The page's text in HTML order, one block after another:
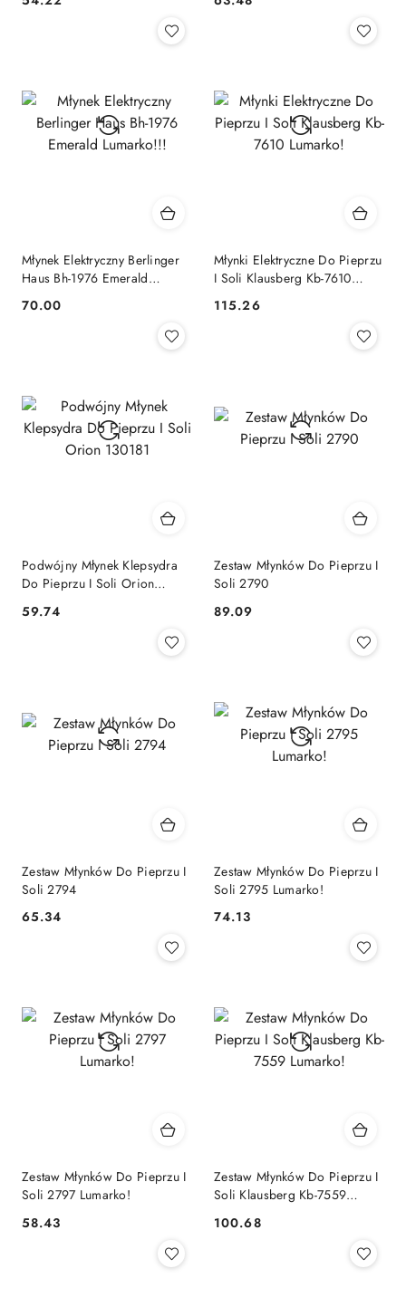
Cena: Cena:
Młynek Elektryczny Berlinger
Haus Bh-1976 Emerald
Cena:
70.00
Młynki Elektryczne Do Pieprzu
I Soli Klausberg Kb-7610
Cena:
115.26
Podwójny Młynek Klepsydra
Do Pieprzu I Soli Orion
Cena:
59.74
Zestaw Młynków Do Pieprzu I
Soli 2790
Cena:
89.09
Zestaw Młynków Do Pieprzu I
Soli 2794
Cena:
65.34
Zestaw Młynków Do Pieprzu I
Soli 2795 Lumarko!
Cena:
74.13
Zestaw Młynków Do Pieprzu I
Soli 2797 Lumarko!
Cena:
58.43
Zestaw Młynków Do Pieprzu I
Soli Klausberg Kb-7559
Cena:
100.68